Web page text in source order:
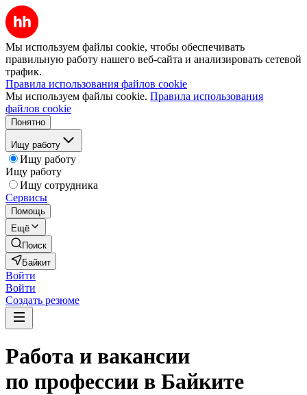
Мы используем файлы cookie, чтобы обеспечивать
правильную работу нашего веб-сайта и анализировать сетевой
трафик.
Правила использования файлов cookie
Мы используем файлы cookie. Правила использования
файлов cookie
Понятно
Ищу работу
Ищу работу
Ищу работу
Ищу сотрудника
Сервисы
Помощь
Ещё
Поиск
Байкит
Войти
Войти
Создать резюме
Работа и вакансии
по профессии в Байките